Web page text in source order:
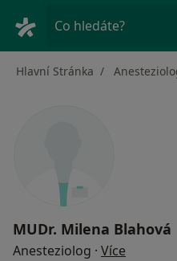
Co hledáte?
Hlavní Stránka
MUDr. Milena Blahová
Anesteziolog · Více